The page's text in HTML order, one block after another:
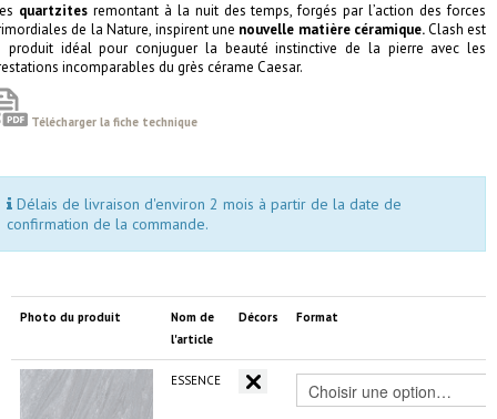
quartzites remontant à la nuit des temps, forgés par l’action des forces
de la Nature, inspirent une nouvelle matière céramique.Clash est
produit idéal pour conjuguer la beauté instinctive de la pierre avec les
incomparables du grès cérame Caesar.
Télécharger la fiche technique
Délais de livraison d'environ 2 mois à partir de la date de
confirmation de la commande.
Photo du produit
Nom de
l'article
Décors Format
ESSENCE